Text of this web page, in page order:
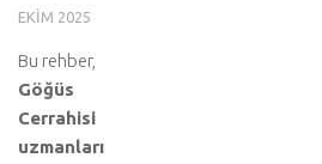
EKIM 2025
Bu rehber,
Göğüs
Cerrahisi
uzmanları